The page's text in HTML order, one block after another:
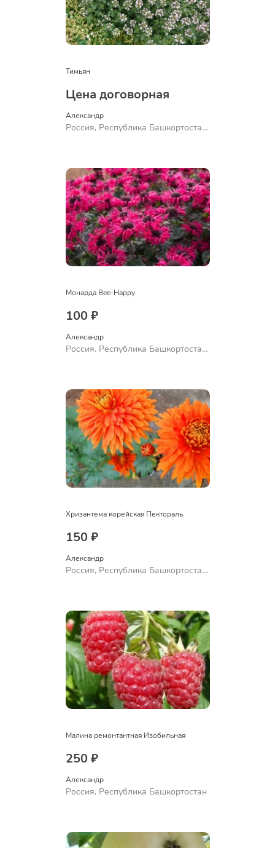
Тимьян
Цена договорная
Александр
Россия, Республика Башкортостан,
Монарда Bee-Happy
100 ₽
Александр
Россия, Республика Башкортостан,
Хризантема корейская Пектораль
150 ₽
Александр
Россия, Республика Башкортостан,
Малина ремонтантная Изобильная
250 ₽
Александр
Россия, Республика Башкортостан